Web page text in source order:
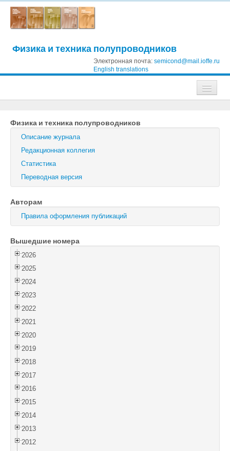
Физика и техника полупроводников
Электронная почта: semicond@mail.ioffe.ru
English translations
Журнал технической физики
Письма в Журнал технической физики
Физика твердого тела
Физика и техника полупроводников
Оптика и спектроскопия
Поиск
Войти
Физика и техника полупроводников
Описание журнала
Редакционная коллегия
Статистика
Переводная версия
Авторам
Правила оформления публикаций
Вышедшие номера
2026
2025
2024
2023
2022
2021
2020
2019
2018
2017
2016
2015
2014
2013
2012